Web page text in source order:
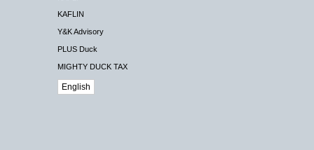
KAFLIN
Y&K Advisory
PLUS Duck
MIGHTY DUCK TAX
English